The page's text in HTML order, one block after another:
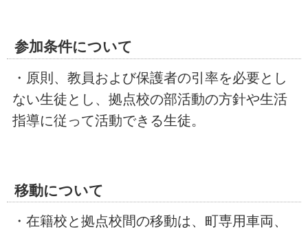
参加条件について
・原則、教員および保護者の引率を必要とし
ない生徒とし、拠点校の部活動の方針や生活
指導に従って活動できる生徒。
移動について
・在籍校と拠点校間の移動は、町専用車両、